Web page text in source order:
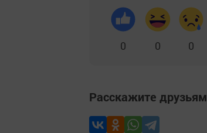
0 0 0
Расскажите друзьям